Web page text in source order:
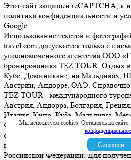
Этот сайт защищен reCAPTCHA, к
политика конфиденциальности и
Google.
Использование текстов и
travel.com допускается только с
уполномоченного агентства ООО
бронирования» TEZ TOUR. Отдых
Кубе, Доминикане, на Мальдивах,
Австрии, Андорре, ОАЭ.
TEZ TOUR - международного
Австрия, Андорра, Болгария,
Италия, Кипр, Куба, Мальдивы,
Франция, Шри-Ланка. Информация о
сайте, не является ни рекламой, ни
положениями Статьи 437 (2)
Российской Федерации. Для
Мы используем cookies. Оставаясь на сайте,
Согласен